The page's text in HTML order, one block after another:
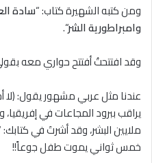
ومن كتبه الشهيرة كتاب: “سادة
وامبراطورية الشر“.
وقد افتتحتُ أفتتح حواري معه
عندنا مثل عربي مشهور يقول: (لا
يراقب ببرود المجاعات في
ملايين البشر، وقد أشرتَ في
خمس ثواني يموت طفل جوعاً!!